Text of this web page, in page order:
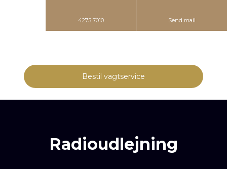
4275 7010 Send mail
Bestil vagtservice​
Radioudlejning​